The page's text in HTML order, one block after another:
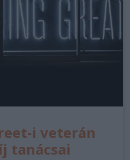
i veterán
tanácsai